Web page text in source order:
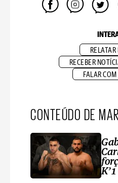
RELATAR
RECEBER
FALAR
CONTEÚDO DE